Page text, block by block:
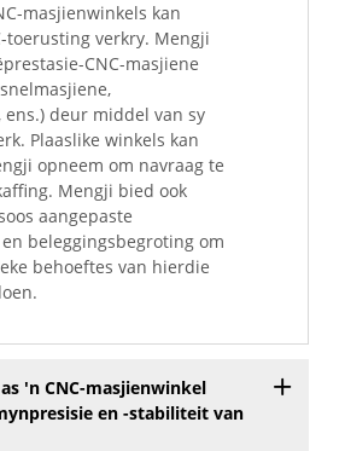
masjienwinkels kan
toerusting verkry. Mengji
CNC-masjiene
ens.) deur middel van sy
Plaaslike winkels kan
opneem om navraag te
Mengji bied ook
aangepaste
beleggingsbegroting om
behoeftes van hierdie
'n CNC-masjienwinkel
en -stabiliteit van